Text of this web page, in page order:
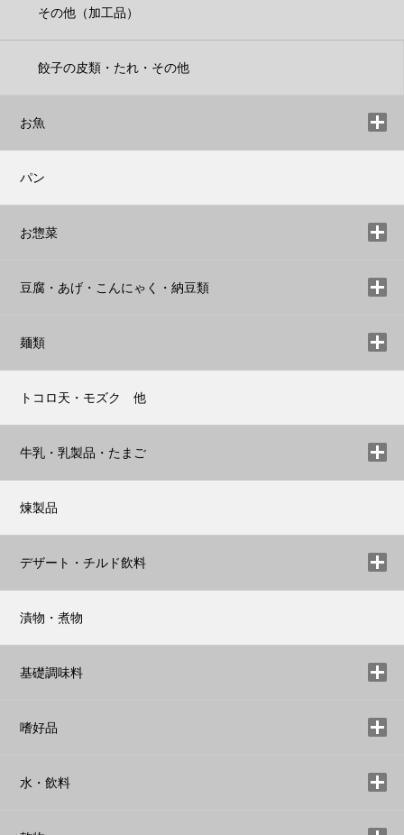
その他（加工品）
餃子の皮類・たれ・その他
お魚
パン
お惣菜
豆腐・あげ・こんにゃく・納豆類
麺類
トコロ天・モズク 他
牛乳・乳製品・たまご
煉製品
デザート・チルド飲料
漬物・煮物
基礎調味料
嗜好品
水・飲料